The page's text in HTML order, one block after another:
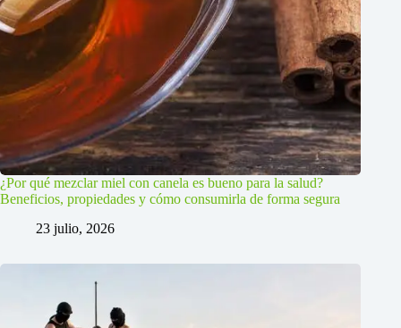
¿Por qué mezclar miel con canela es bueno para la salud?
Beneficios, propiedades y cómo consumirla de forma segura
23 julio, 2026